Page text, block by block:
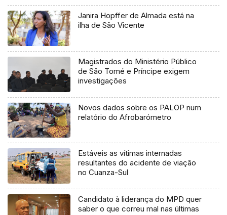
Janira Hopffer de Almada está na
ilha de São Vicente
Magistrados do Ministério Público
de São Tomé e Príncipe exigem
investigações
Novos dados sobre os PALOP num
relatório do Afrobarómetro
Estáveis as vítimas internadas
resultantes do acidente de viação
no Cuanza-Sul
Candidato à liderança do MPD quer
saber o que correu mal nas últimas